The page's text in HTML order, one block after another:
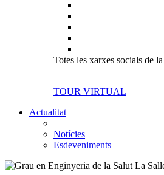
Totes les xarxes socials de
TOUR VIRTUAL
Actualitat
Notícies
Esdeveniments